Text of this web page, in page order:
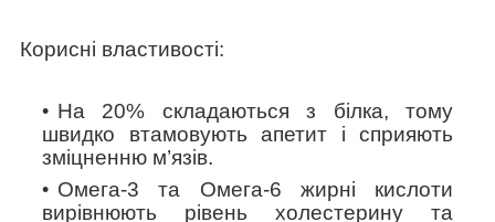
Корисні властивості:
На 20% складаються з білка, тому
швидко втамовують апетит і сприяють
зміцненню м’язів.
Омега-3 та Омега-6 жирні кислоти
вирівнюють рівень холестерину та